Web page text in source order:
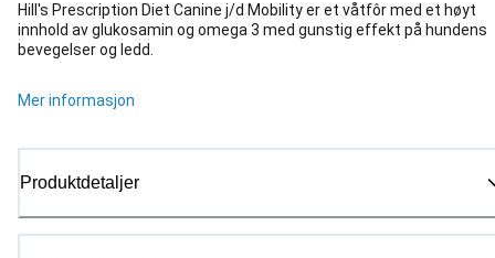
Hill's Prescription Diet Canine j/d Mobility er et våtfôr med et høyt
innhold av glukosamin og omega 3 med gunstig effekt på hundens
bevegelser og ledd.
Mer informasjon
Produktdetaljer